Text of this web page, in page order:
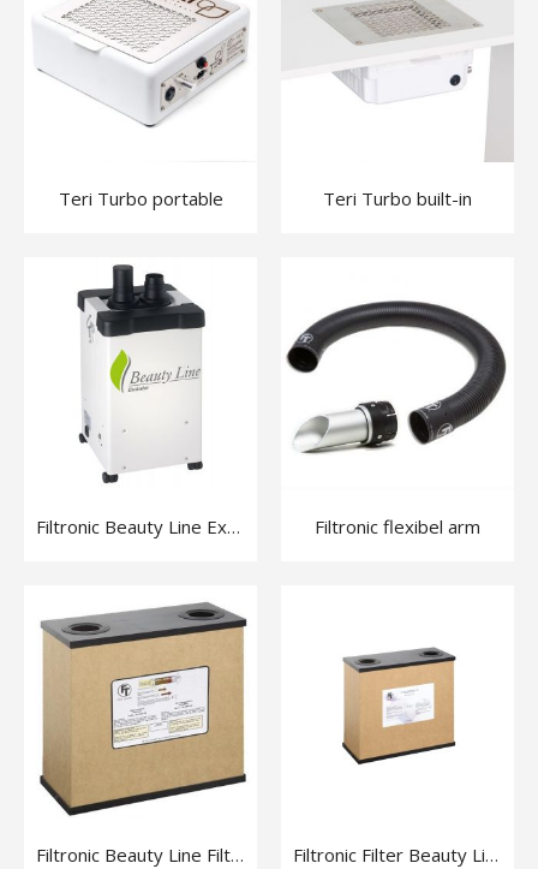
Teri Turbo portable Teri Turbo built-in
Filtronic Beauty Line Exclusive No.1 Filtronic flexibel arm
Filtronic Beauty Line Filter Gel Filtronic Filter Beauty Line (Acrylics)